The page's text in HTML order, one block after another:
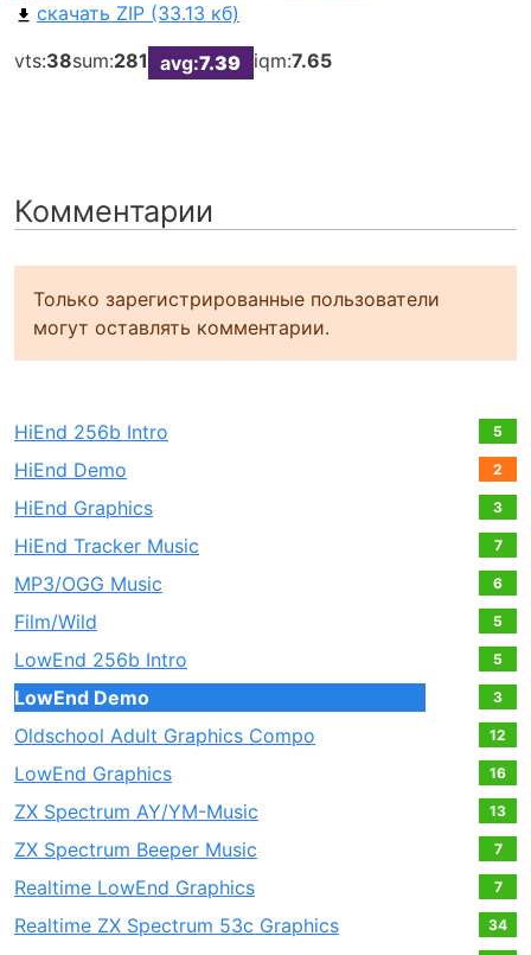
скачать ZIP (33.13 кб)
vts:38sum:281 avg:7.39 iqm:7.65
Комментарии
Только зарегистрированные пользователи
могут оставлять комментарии.
HiEnd 256b Intro 5
HiEnd Demo 2
HiEnd Graphics 3
HiEnd Tracker Music 7
MP3/OGG Music 6
Film/Wild 5
LowEnd 256b Intro 5
LowEnd Demo 3
Oldschool Adult Graphics Compo 12
LowEnd Graphics 16
ZX Spectrum AY/YM-Music 13
ZX Spectrum Beeper Music 7
Realtime LowEnd Graphics 7
Realtime ZX Spectrum 53c Graphics 34